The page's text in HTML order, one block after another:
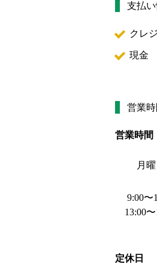
支払い
クレ
現金
営業時
営業時間
月曜
9:00〜
13:00〜
定休日